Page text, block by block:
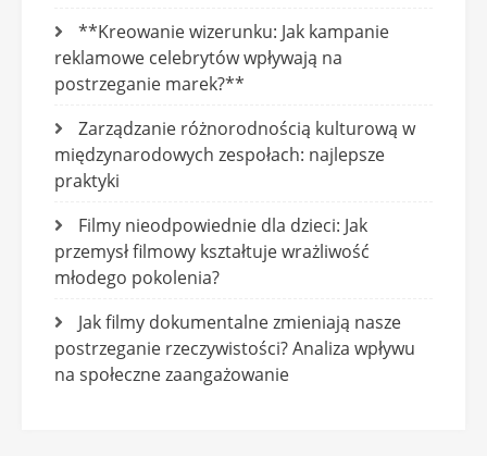
**Kreowanie wizerunku: Jak kampanie
reklamowe celebrytów wpływają na
postrzeganie marek?**
Zarządzanie różnorodnością kulturową w
międzynarodowych zespołach: najlepsze
praktyki
Filmy nieodpowiednie dla dzieci: Jak
przemysł filmowy kształtuje wrażliwość
młodego pokolenia?
Jak filmy dokumentalne zmieniają nasze
postrzeganie rzeczywistości? Analiza wpływu
na społeczne zaangażowanie